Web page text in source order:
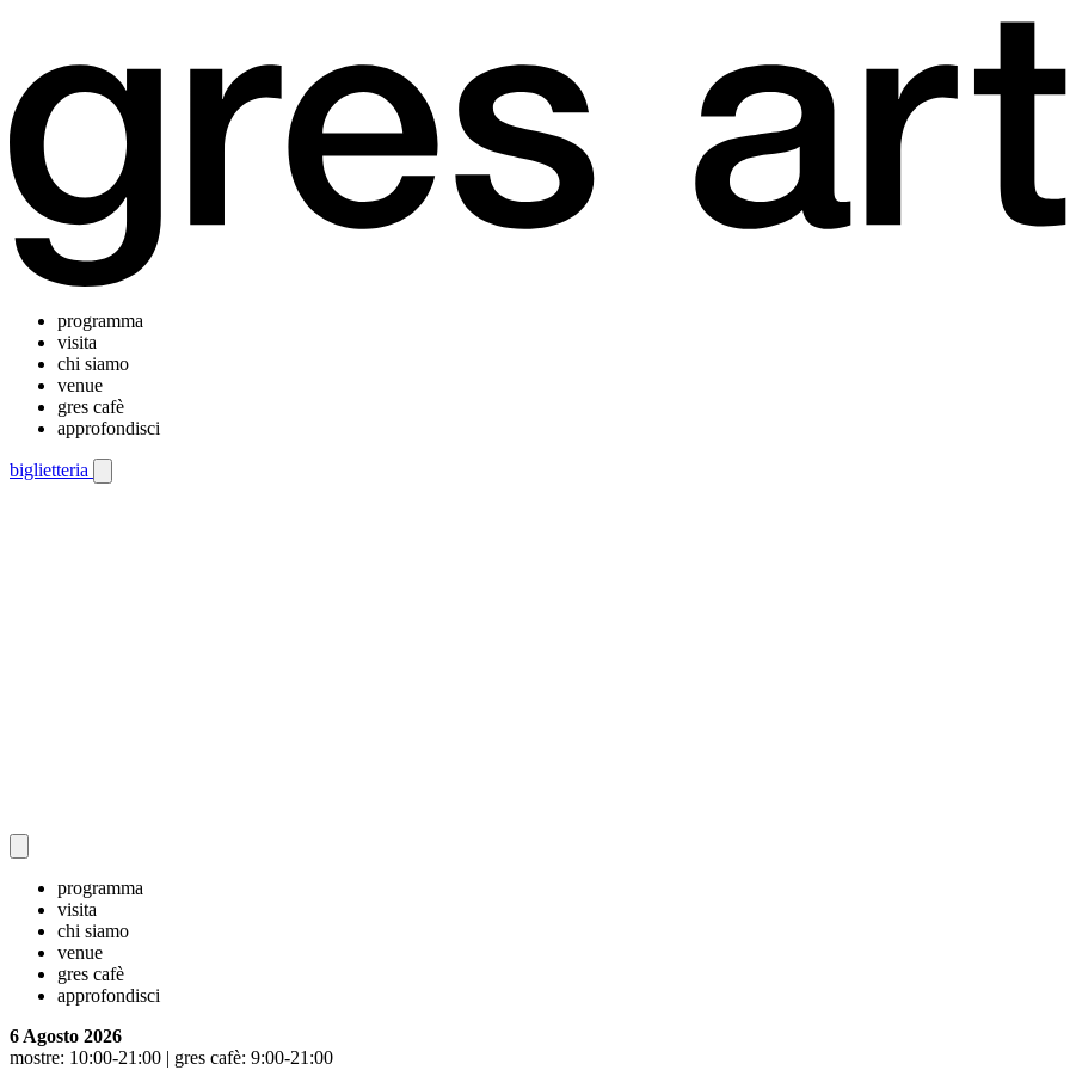
programma
visita
chi siamo
venue
gres cafè
approfondisci
biglietteria
programma
visita
chi siamo
venue
gres cafè
approfondisci
6 Agosto 2026
mostre: 10:00-21:00 | gres cafè: 9:00-21:00